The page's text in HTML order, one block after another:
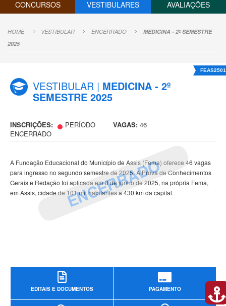
CONCURSOS VESTIBULARES AVALIAÇÕES
HOME VESTIBULAR ENCERRADO
MEDICINA - 2º SEMESTRE
2025
FEAS2501
VESTIBULAR | MEDICINA - 2º
SEMESTRE 2025
INSCRIÇÕES:
PERÍODO
ENCERRADO
VAGAS: 46
ENCERRADO
A Fundação Educacional do Município de Assis (Fema) oferece 46 vagas
para ingresso no segundo semestre de 2025. A Prova de Conhecimentos
Gerais e Redação foi aplicada em 8 de junho de 2025, na própria Fema,
em Assis, cidade de 101 mil habitantes a 430 km da capital.
EDITAIS E DOCUMENTOS PAGAMENTO